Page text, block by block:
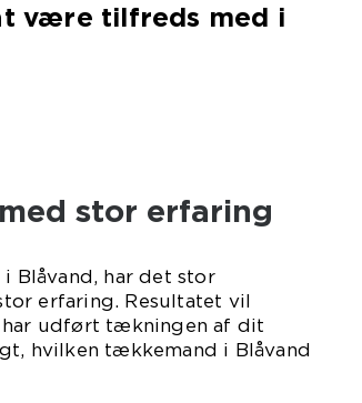
være tilfreds med i
stor erfaring
Blåvand, har det stor
erfaring. Resultatet vil
udført tækningen af dit
hvilken tækkemand i Blåvand
i.